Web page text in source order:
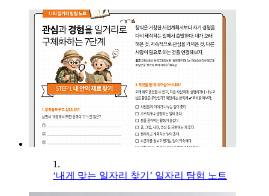
1.
‘내게 맞는 일자리 찾기’ 일자리 탐험 노트